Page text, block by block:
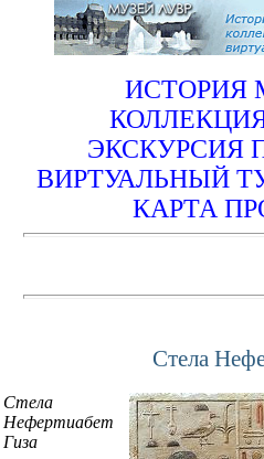
ИСТОРИЯ
ЭКСКУРСИЯ
ВИРТУАЛЬНЫЙ
КАРТА
Стела
Стела
Нефертиабет
Гиза